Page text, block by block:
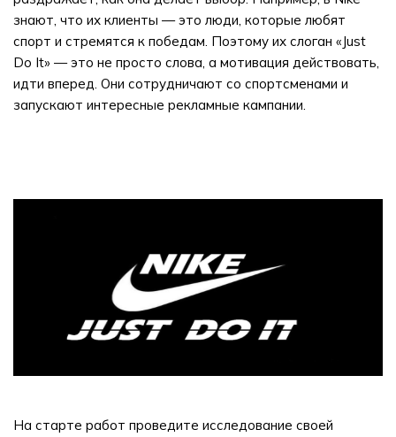
знают, что их клиенты — это люди, которые любят
спорт и стремятся к победам. Поэтому их слоган «Just
Do It» — это не просто слова, а мотивация действовать,
идти вперед. Они сотрудничают со спортсменами и
запускают интересные рекламные кампании.
На старте работ проведите исследование своей